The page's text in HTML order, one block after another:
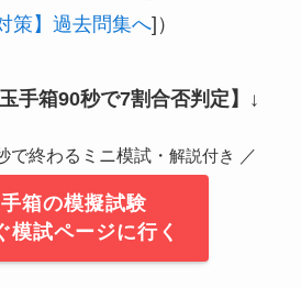
策】過去問集へ]）
手箱90秒で7割合否判定】 ↓
で終わるミニ模試・ 解説付き ／
箱の模擬試験
模試ページに行く